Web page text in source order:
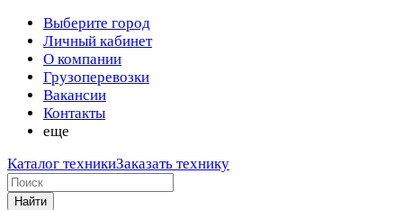
Выберите город
Личный кабинет
О компании
Грузоперевозки
Вакансии
Контакты
еще
Каталог техникиЗаказать технику
Найти